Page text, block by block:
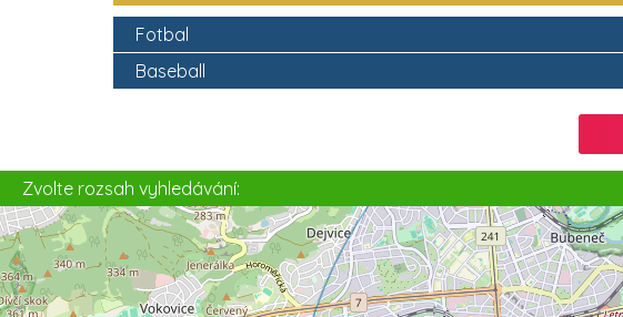
Fotbal
Baseball
Zvolte rozsah vyhledávání: